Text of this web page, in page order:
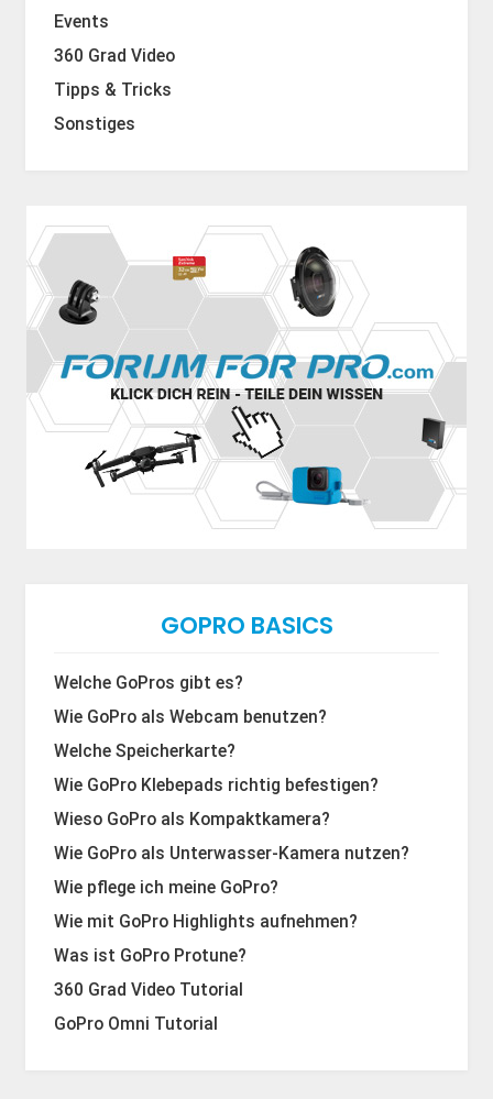
Events
360 Grad Video
Tipps & Tricks
Sonstiges
GOPRO BASICS
Welche GoPros gibt es?
Wie GoPro als Webcam benutzen?
Welche Speicherkarte?
Wie GoPro Klebepads richtig befestigen?
Wieso GoPro als Kompaktkamera?
Wie GoPro als Unterwasser-Kamera nutzen?
Wie pflege ich meine GoPro?
Wie mit GoPro Highlights aufnehmen?
Was ist GoPro Protune?
360 Grad Video Tutorial
GoPro Omni Tutorial